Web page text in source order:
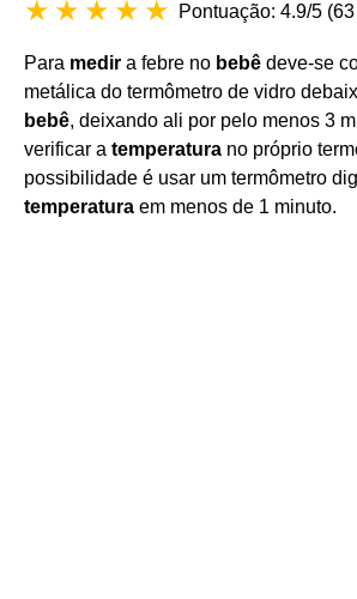
Pontuação: 4.9/5 (
Para medir a febre no bebê deve-se
metálica do termômetro de vidro
bebê, deixando ali por pelo menos 3
verificar a temperatura no próprio
possibilidade é usar um termômetro
temperatura em menos de 1 minuto.